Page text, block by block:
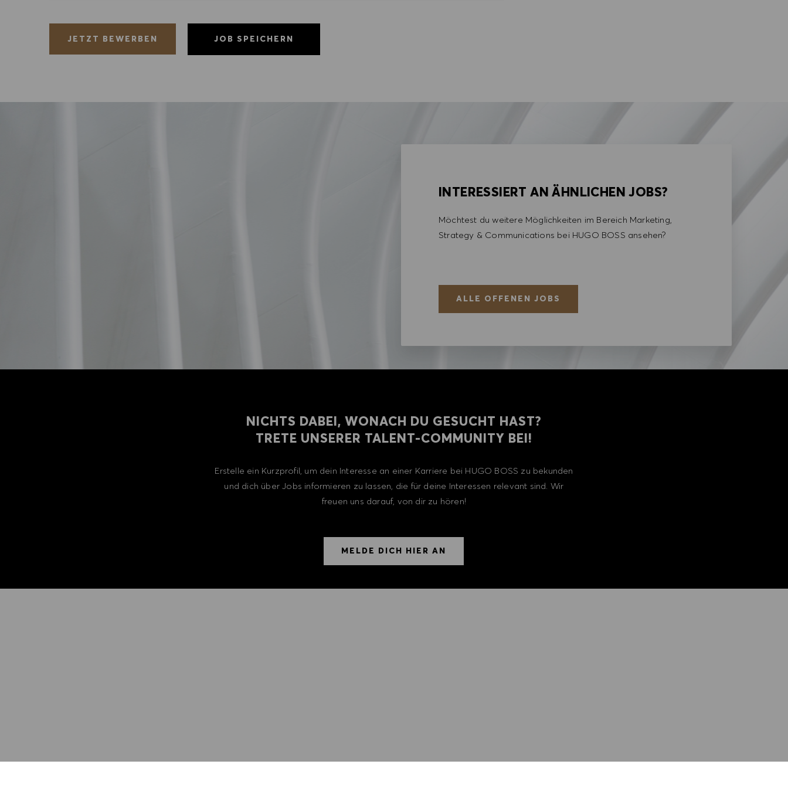
JETZT BEWERBEN JOB SPEICHERN
INTERESSIERT AN ÄHNLICHEN JOBS?
Möchtest du weitere Möglichkeiten im Bereich Marketing,
Strategy & Communications bei HUGO BOSS ansehen?
ALLE OFFENEN JOBS
NICHTS DABEI, WONACH DU GESUCHT HAST?
TRETE UNSERER TALENT-COMMUNITY BEI!
Erstelle ein Kurzprofil, um dein Interesse an einer Karriere bei HUGO BOSS zu bekunden
und dich über Jobs informieren zu lassen, die für deine Interessen relevant sind. Wir
freuen uns darauf, von dir zu hören!
MELDE DICH HIER AN